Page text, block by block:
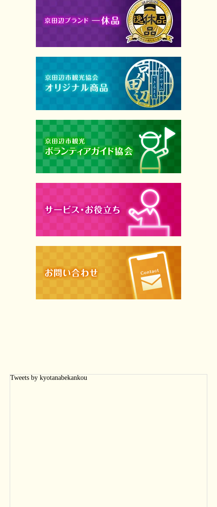
Tweets by kyotanabekankou